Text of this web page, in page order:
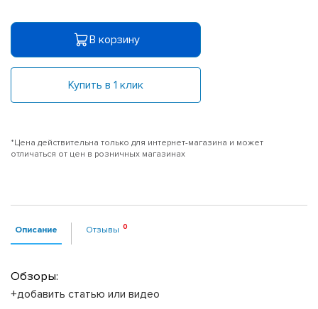
В корзину
Купить в 1 клик
*Цена действительна только для интернет-магазина и может
отличаться от цен в розничных магазинах
Описание Отзывы
Обзоры:
+добавить статью или видео